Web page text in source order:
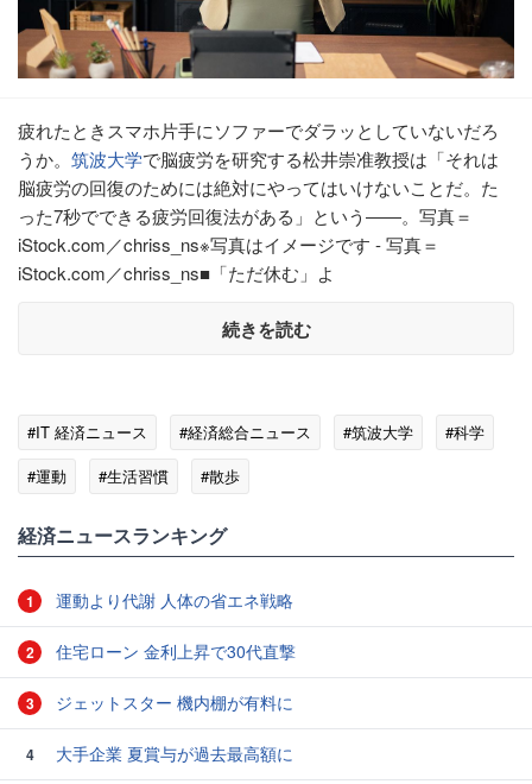
疲れたときスマホ片手にソファーでダラッとしていないだろ
うか。 筑波大学で脳疲労を研究する松井崇准教授は「それは
脳疲労の回復のためには絶対にやってはいけないことだ。た
った7秒でできる疲労回復法がある」という――。写真＝
iStock.com／chriss_ns※写真はイメージです - 写真＝
iStock.com／chriss_ns■「ただ休む」よ
続きを読む
#IT 経済ニュース #経済総合ニュース #筑波大学
#科学
#運動
#生活習慣 #散歩
経済ニュースランキング
1 運動より代謝 人体の省エネ戦略
2 住宅ローン 金利上昇で30代直撃
3 ジェットスター 機内棚が有料に
4 大手企業 夏賞与が過去最高額に